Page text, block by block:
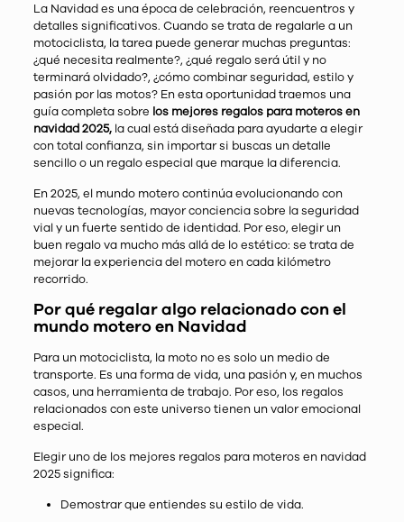
La Navidad es una época de celebración, reencuentros y
detalles significativos. Cuando se trata de regalarle a un
motociclista, la tarea puede generar muchas preguntas:
¿qué necesita realmente?, ¿qué regalo será útil y no
terminará olvidado?, ¿cómo combinar seguridad, estilo y
pasión por las motos? En esta oportunidad traemos una
guía completa sobre los mejores regalos para moteros en
navidad 2025,la cual está diseñada para ayudarte a elegir
con total confianza, sin importar si buscas un detalle
sencillo o un regalo especial que marque la diferencia.
En 2025, el mundo motero continúa evolucionando con
nuevas tecnologías, mayor conciencia sobre la seguridad
vial y un fuerte sentido de identidad. Por eso, elegir un
buen regalo va mucho más allá de lo estético: se trata de
mejorar la experiencia del motero en cada kilómetro
recorrido.
Por qué regalar algo relacionado con el
mundo motero en Navidad
Para un motociclista, la moto no es solo un medio de
transporte. Es una forma de vida, una pasión y, en muchos
casos, una herramienta de trabajo. Por eso, los regalos
relacionados con este universo tienen un valor emocional
especial.
Elegir uno de los mejores regalos para moteros en navidad
2025 significa:
Demostrar que entiendes su estilo de vida.